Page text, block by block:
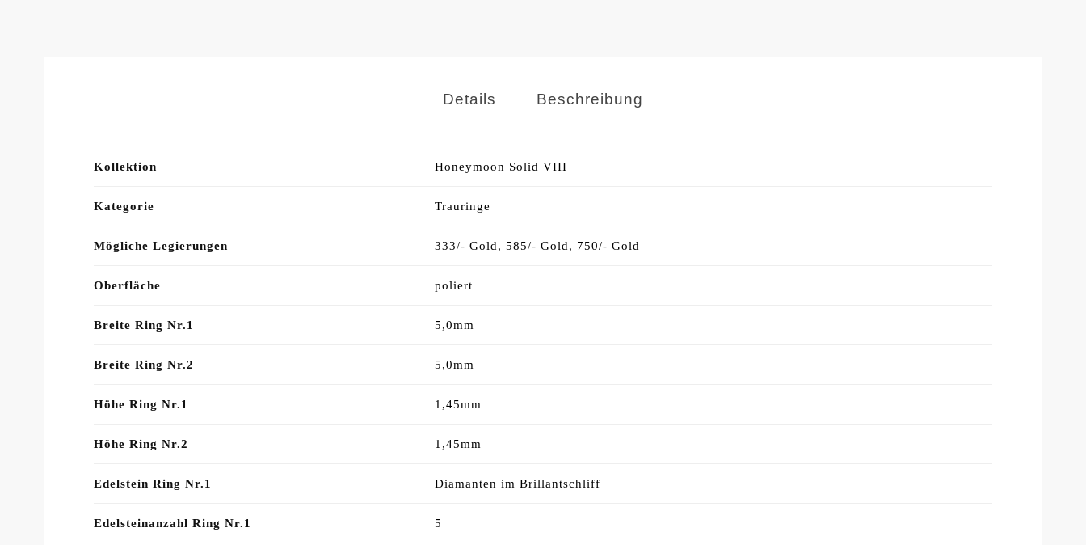
Details Beschreibung
Kollektion Honeymoon Solid VIII
Kategorie Trauringe
Mögliche Legierungen 333/- Gold, 585/- Gold, 750/- Gold
Oberfläche poliert
Breite Ring Nr.1 5,0mm
Breite Ring Nr.2 5,0mm
Höhe Ring Nr.1 1,45mm
Höhe Ring Nr.2 1,45mm
Edelstein Ring Nr.1 Diamanten im Brillantschliff
Edelsteinanzahl Ring Nr.1 5